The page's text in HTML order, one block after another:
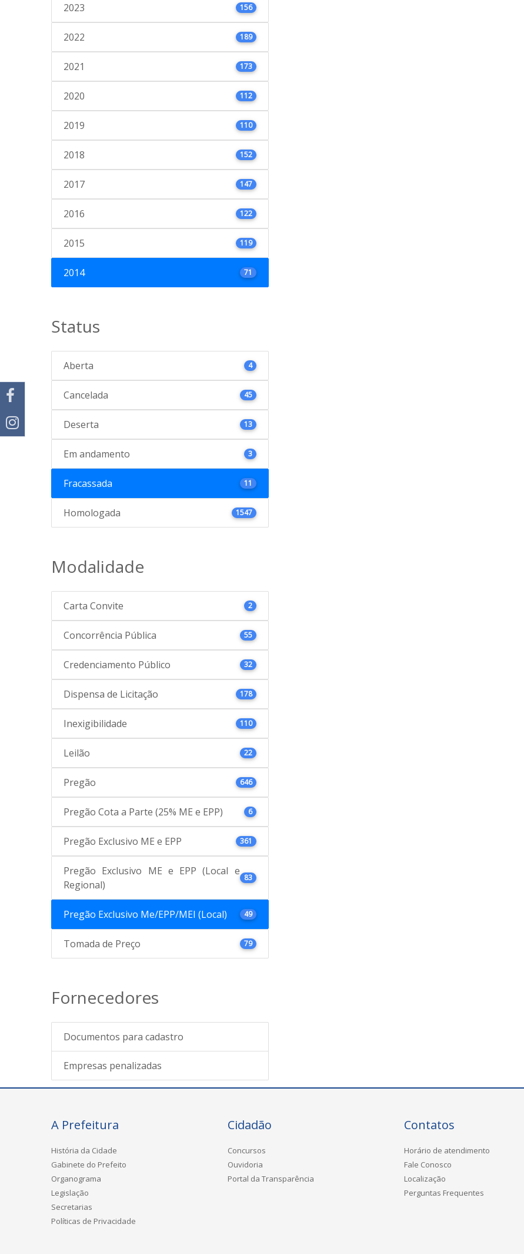
2023 156
2022 189
2021 173
2020 112
2019 110
2018 152
2017 147
2016 122
2015 119
2014 71
Status
Aberta 4
Cancelada 45
Deserta 13
Em andamento 3
Fracassada 11
Homologada 1547
Modalidade
Carta Convite 2
Concorrência Pública 55
Credenciamento Público 32
Dispensa de Licitação 178
Inexigibilidade 110
Leilão 22
Pregão 646
Pregão Cota a Parte (25% ME e EPP) 6
Pregão Exclusivo ME e EPP 361
Pregão Exclusivo ME e EPP (Local e
Regional)
83
Pregão Exclusivo Me/EPP/MEI (Local) 49
Tomada de Preço 79
Fornecedores
Documentos para cadastro
Empresas penalizadas
A Prefeitura
História da Cidade
Gabinete do Prefeito
Organograma
Legislação
Secretarias
Políticas de Privacidade
Cidadão
Concursos
Ouvidoria
Portal da Transparência
Contatos
Horário de atendimento
Fale Conosco
Localização
Perguntas Frequentes